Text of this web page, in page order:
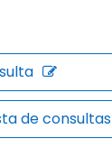
de consultas